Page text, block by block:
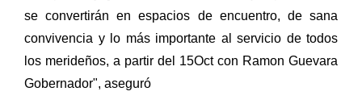
se convertirán en espacios de encuentro, de sana
convivencia y lo más importante al servicio de todos
los merideños, a partir del 15Oct con Ramon Guevara
Gobernador", aseguró